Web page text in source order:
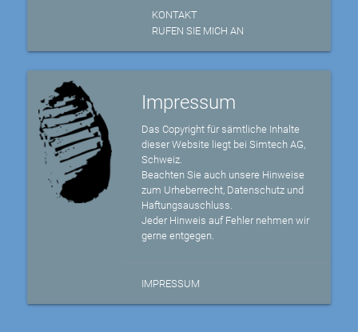
KONTAKT
RUFEN SIE MICH AN
Impressum
Das Copyright für sämtliche Inhalte
dieser Website liegt bei Simtech AG,
Schweiz.
Beachten Sie auch unsere Hinweise
zum Urheberrecht, Datenschutz und
Haftungsauschluss.
Jeder Hinweis auf Fehler nehmen wir
gerne entgegen.
IMPRESSUM